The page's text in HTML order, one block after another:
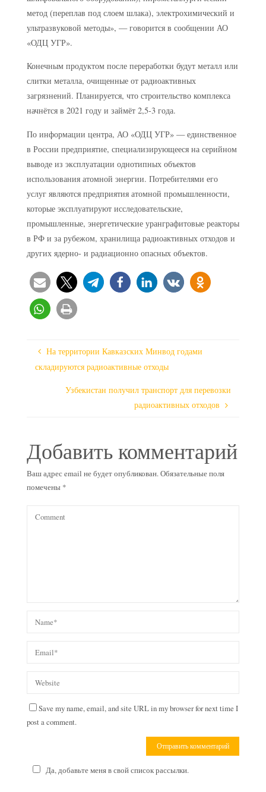
метод (переплав под слоем шлака), электрохимический и
ультразвуковой методы», — говорится в сообщении АО
«ОДЦ УГР».
Конечным продуктом после переработки будут металл или
слитки металла, очищенные от радиоактивных
загрязнений. Планируется, что строительство комплекса
начнётся в 2021 году и займёт 2,5-3 года.
По информации центра, АО «ОДЦ УГР» — единственное
в России предприятие, специализирующееся на серийном
выводе из эксплуатации однотипных объектов
использования атомной энергии. Потребителями его
услуг являются предприятия атомной промышленности,
которые эксплуатируют исследовательские,
промышленные, энергетические уранграфитовые реакторы
в РФ и за рубежом, хранилища радиоактивных отходов и
других ядерно- и радиационно опасных объектов.
На территории Кавказских Минвод годами
складируются радиоактивные отходы
Узбекистан получил транспорт для перевозки
радиоактивных отходов
Добавить комментарий
Ваш адрес email не будет опубликован. Обязательные поля
помечены *
Save my name, email, and site URL in my browser for next time I
post a comment.
Да, добавьте меня в свой список рассылки.